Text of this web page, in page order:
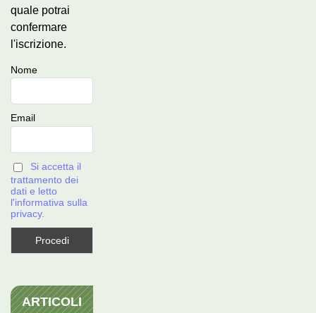
quale potrai
confermare
l'iscrizione.
Nome
Email
Si accetta il
trattamento dei
dati e letto
l'informativa sulla
privacy.
ARTICOLI